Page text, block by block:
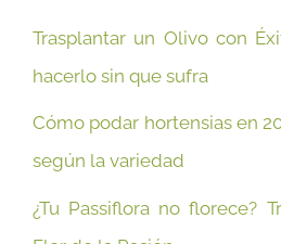
Trasplantar un Olivo con
hacerlo sin que sufra
Cómo podar hortensias en
según la variedad
¿Tu Passiflora no florece?